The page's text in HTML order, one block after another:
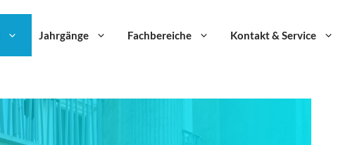
Jahrgänge Fachbereiche Kontakt & Service